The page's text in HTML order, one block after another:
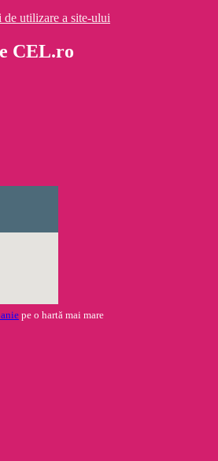
de utilizare a site-ului
CEL.ro
pe o hartă mai mare